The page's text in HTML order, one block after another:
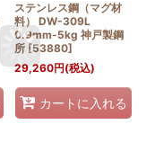
ステンレス鋼（マグ材
料） DW-309L
0.9mm-5kg 神戸製鋼
所 [53880]
29,260円(税込)
カートに入れる